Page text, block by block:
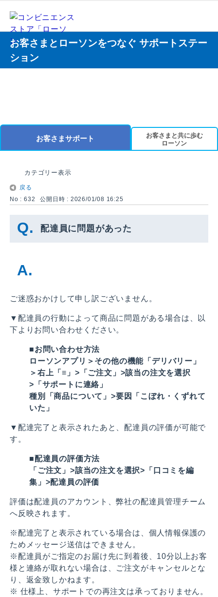
お客さまとローソンをつなぐ サポートステー
ション
お客さまサポート
お客さまと共に歩む
ローソン
カテゴリー表示
戻る
No : 632
公開日時 : 2026/01/08 16:25
配達員に問題があった
ご迷惑おかけして申し訳ございません。
▼配達員の行動によって商品に問題がある場合は、以
下よりお問い合わせください。
■お問い合わせ方法
ローソンアプリ＞その他の機能「デリバリー」
＞右上「≡」>「ご注文」>該当の注文を選択
>「サポートに連絡」
種別「商品について」>要因「こぼれ・くずれて
いた」
▼配達完了と表示されたあと、配達員の評価が可能で
す。
■配達員の評価方法
「ご注文」>該当の注文を選択>「口コミを編
集」>配達員の評価
評価は配達員のアカウント、弊社の配達員管理チーム
へ反映されます。
※配達完了と表示されている場合は、個人情報保護の
ためメッセージ送信はできません。
※配達員がご指定のお届け先に到着後、10分以上お客
様と連絡が取れない場合は、ご注文がキャンセルとな
り、返金致しかねます。
※ 仕様上、サポートでの再注文は承っておりません。